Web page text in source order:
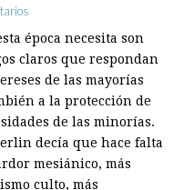
época necesita son
claros que respondan
de las mayorías
a la protección de
de las minorías.
decía que hace falta
mesiánico, más
culto, más